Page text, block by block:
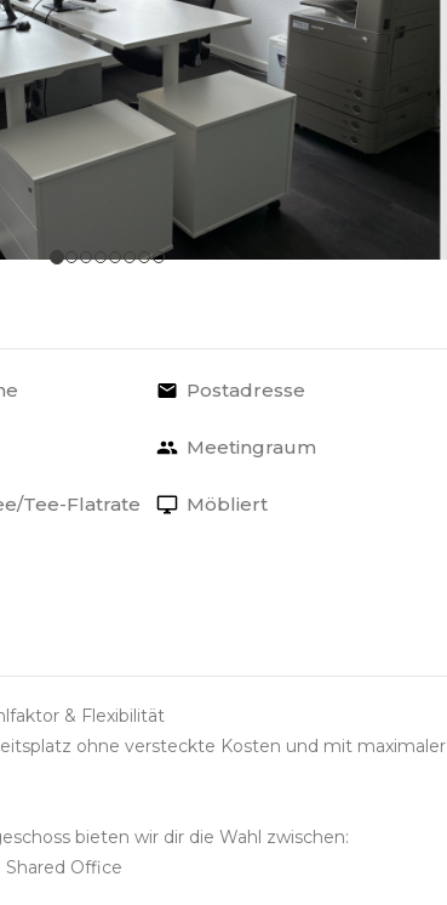
Postadresse
Meetingraum
Tee-Flatrate Möbliert
& Flexibilität
ohne versteckte Kosten und mit maximaler
bieten wir dir die Wahl zwischen:
Shared Office